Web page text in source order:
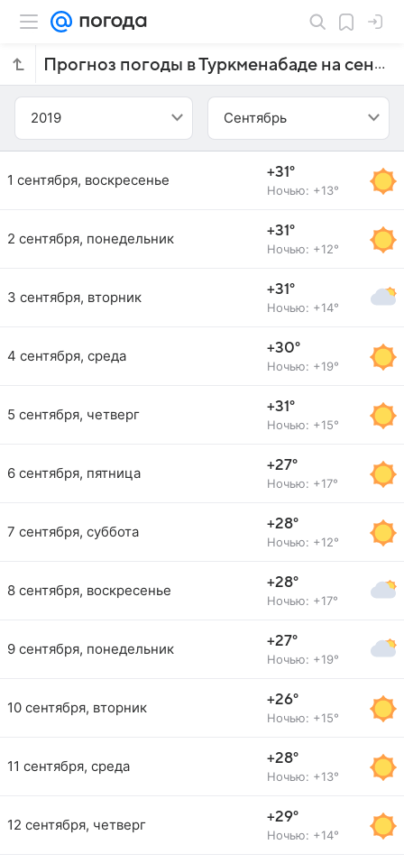
Прогноз погоды в Туркменабаде на сентябрь 2019 года
2019 Сентябрь
1 сентября, воскресенье +31°
Ночью: +13°
2 сентября, понедельник +31°
Ночью: +12°
3 сентября, вторник +31°
Ночью: +14°
4 сентября, среда +30°
Ночью: +19°
5 сентября, четверг +31°
Ночью: +15°
6 сентября, пятница +27°
Ночью: +17°
7 сентября, суббота +28°
Ночью: +12°
8 сентября, воскресенье +28°
Ночью: +17°
9 сентября, понедельник +27°
Ночью: +19°
10 сентября, вторник +26°
Ночью: +15°
11 сентября, среда +28°
Ночью: +13°
12 сентября, четверг +29°
Ночью: +14°